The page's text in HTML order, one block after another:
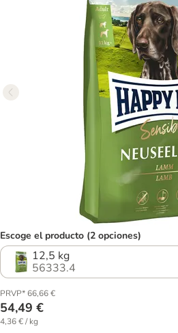
Escoge el producto (2 opciones)
12,5 kg
56333.4
PRVP* 66,66 €
54,49 €
4,36 € / kg